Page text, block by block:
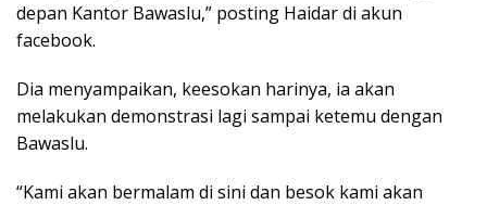
depan Kantor Bawaslu,” posting Haidar di akun
facebook.
Dia menyampaikan, keesokan harinya, ia akan
melakukan demonstrasi lagi sampai ketemu dengan
Bawaslu.
“Kami akan bermalam di sini dan besok kami akan